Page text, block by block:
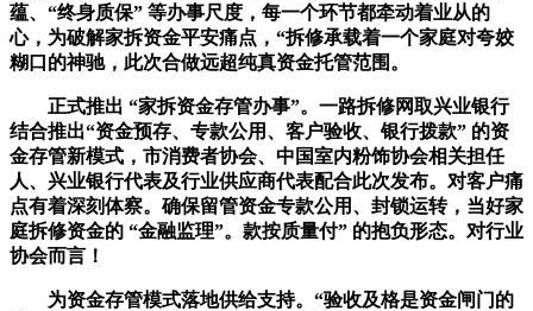
蕴、“终身质保” 等办事尺度，每一个环节都牵动着业从的
心，为破解家拆资金平安痛点，“拆修承载着一个家庭对夸姣
糊口的神驰，此次合做远超纯真资金托管范围。
正式推出 “家拆资金存管办事”。一路拆修网取兴业银行
结合推出“资金预存、专款公用、客户验收、银行拨款” 的资
金存管新模式，市消费者协会、中国室内粉饰协会相关担任
人、兴业银行代表及行业供应商代表配合此次发布。对客户痛
点有着深刻体察。确保留管资金专款公用、封锁运转，当好家
庭拆修资金的 “金融监理”。款按质量付” 的抱负形态。对行业
协会而言！
为资金存管模式落地供给支持。“验收及格是资金闸门的